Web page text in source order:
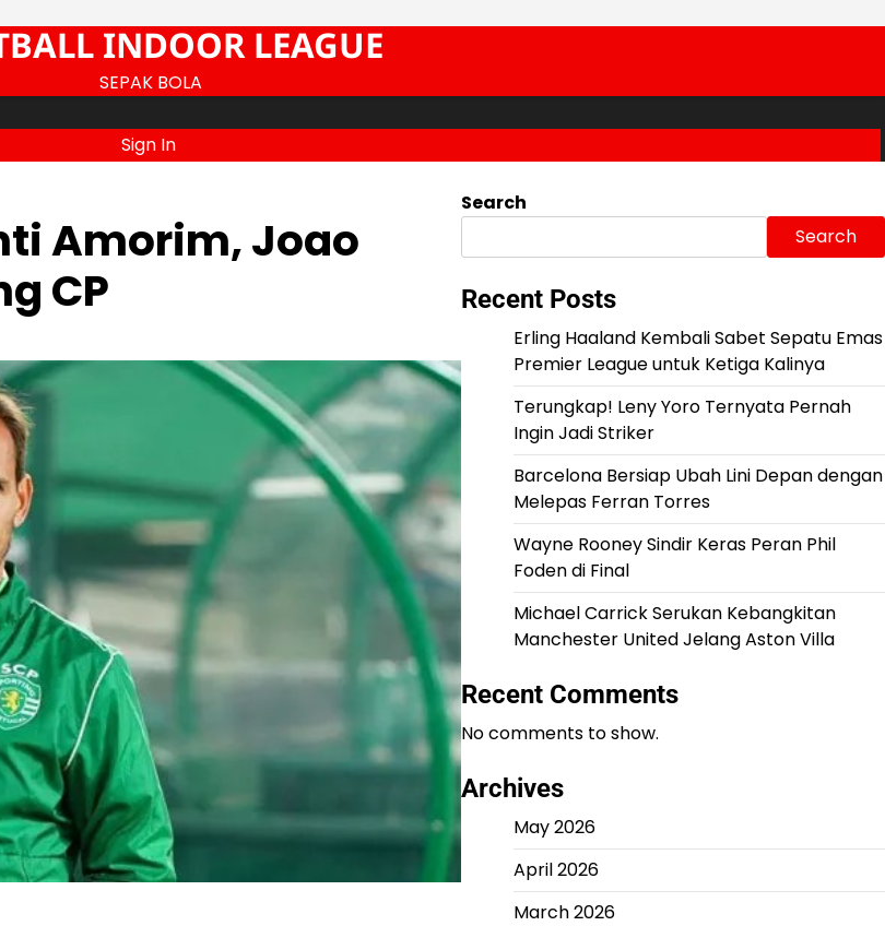
INDOOR LEAGUE
SEPAK BOLA
Sign In
Amorim, Joao
CP
Search
Search
Recent Posts
Erling Haaland Kembali Sabet Sepatu Emas
Premier League untuk Ketiga Kalinya
Terungkap! Leny Yoro Ternyata Pernah
Ingin Jadi Striker
Barcelona Bersiap Ubah Lini Depan dengan
Melepas Ferran Torres
Wayne Rooney Sindir Keras Peran Phil
Foden di Final
Michael Carrick Serukan Kebangkitan
Manchester United Jelang Aston Villa
Recent Comments
No comments to show.
Archives
May 2026
April 2026
March 2026